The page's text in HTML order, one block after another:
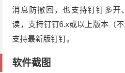
消息防撤回，也支持钉钉多开
读，支持钉钉6.x或以上版本（
支持最新版钉钉。
软件截图